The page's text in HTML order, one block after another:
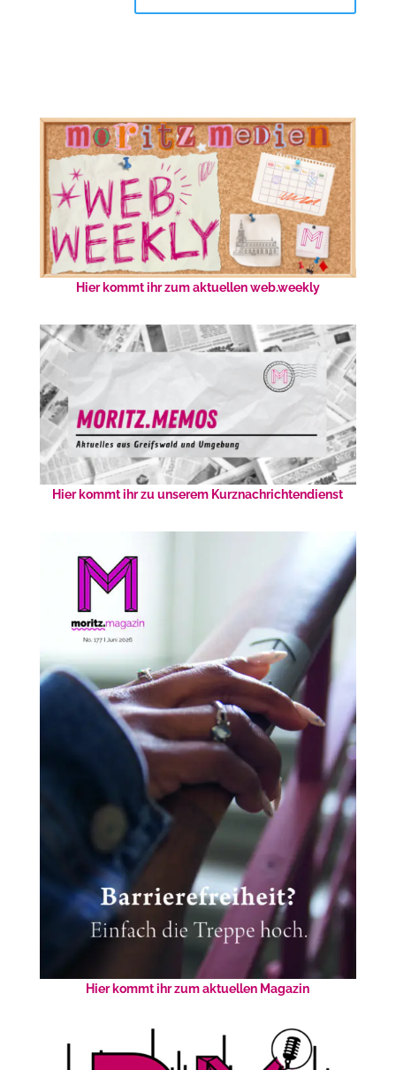
Hier kommt ihr zum aktuellen web.weekly
Hier kommt ihr zu unserem Kurznachrichtendienst
Hier kommt ihr zum aktuellen Magazin